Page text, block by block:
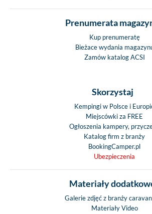
Prenumerata
Kup prenumeratę
Bieżace wydania
Zamów katalog ACSI
Skorzystaj
Kempingi w Polsce i
Miejscówki za FREE
Ogłoszenia kampery,
Katalog firm z branży
BookingCamper.pl
Ubezpieczenia
Materiały
Galerie zdjęć z branży
Materiały Video